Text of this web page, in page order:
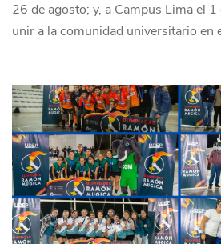
26 de agosto; y, a Campus Lima el
unir a la comunidad universitario en